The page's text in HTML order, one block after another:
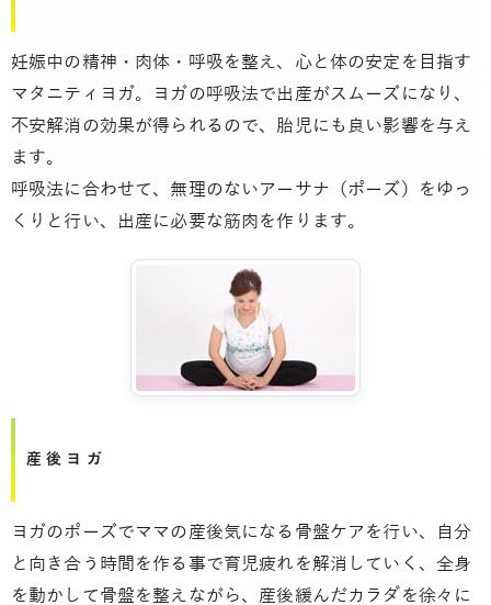
妊娠中の精神・肉体・呼吸を整え、心と体の安定を目指す
マタニティヨガ。ヨガの呼吸法で出産がスムーズになり、
不安解消の効果が得られるので、胎児にも良い影響を与え
ます。
呼吸法に合わせて、無理のないアーサナ（ポーズ）をゆっ
くりと行い、出産に必要な筋肉を作ります。
産後ヨガ
ヨガのポーズでママの産後気になる骨盤ケアを行い、自分
と向き合う時間を作る事で育児疲れを解消していく、全身
を動かして骨盤を整えながら、産後緩んだカラダを徐々に